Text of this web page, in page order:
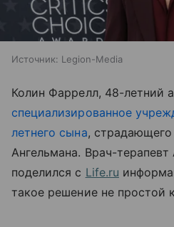
Источник: Legion-Media
Колин Фаррелл, 48-летний
специализированное
летнего сына,
Ангельмана. Врач-
поделился с Life.ru
такое решение не простой